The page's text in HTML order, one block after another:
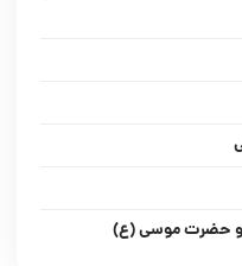
و حضرت موسی (ع)